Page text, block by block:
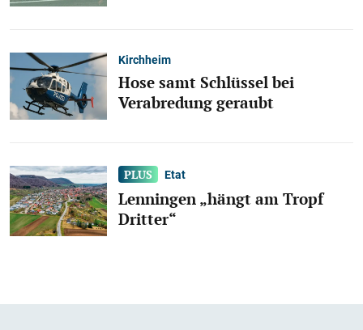
Kirchheim
Hose samt Schlüssel bei
Verabredung geraubt
Etat
Lenningen „hängt am Tropf
Dritter“